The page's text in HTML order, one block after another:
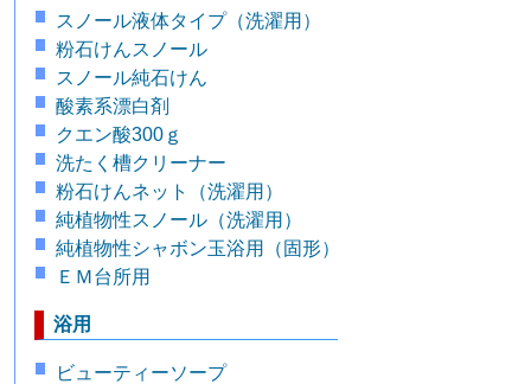
スノール液体タイプ（洗濯用）
粉石けんスノール
スノール純石けん
酸素系漂白剤
クエン酸300ｇ
洗たく槽クリーナー
粉石けんネット（洗濯用）
純植物性スノール（洗濯用）
純植物性シャボン玉浴用（固形）
ＥＭ台所用
浴用
ビューティーソープ